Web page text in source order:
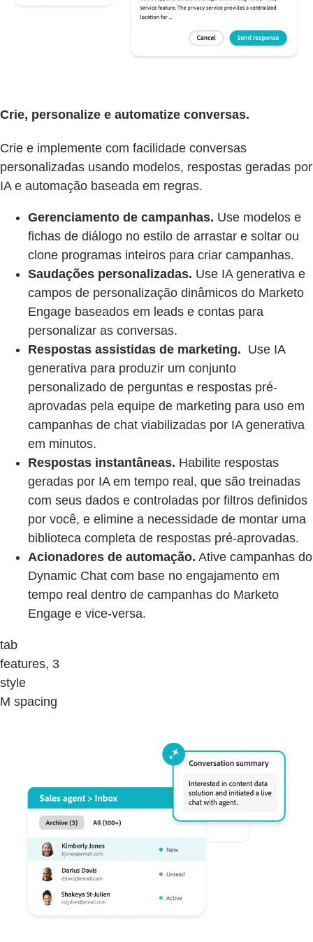
Crie, personalize e automatize conversas.
Crie e implemente com facilidade conversas
personalizadas usando modelos, respostas geradas por
IA e automação baseada em regras.
Gerenciamento de campanhas. Use modelos e
fichas de diálogo no estilo de arrastar e soltar ou
clone programas inteiros para criar campanhas.
Saudações personalizadas. Use IA generativa e
campos de personalização dinâmicos do Marketo
Engage baseados em leads e contas para
personalizar as conversas.
Respostas assistidas de marketing. Use IA
generativa para produzir um conjunto
personalizado de perguntas e respostas pré-
aprovadas pela equipe de marketing para uso em
campanhas de chat viabilizadas por IA generativa
em minutos.
Respostas instantâneas. Habilite respostas
geradas por IA em tempo real, que são treinadas
com seus dados e controladas por filtros definidos
por você, e elimine a necessidade de montar uma
biblioteca completa de respostas pré-aprovadas.
Acionadores de automação. Ative campanhas do
Dynamic Chat com base no engajamento em
tempo real dentro de campanhas do Marketo
Engage e vice-versa.
tab
features, 3
style
M spacing